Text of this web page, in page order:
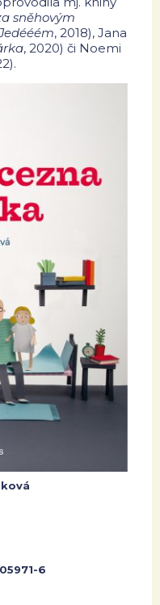
sněhovým
, 2018), Jana
, 2020) či Noemi
6